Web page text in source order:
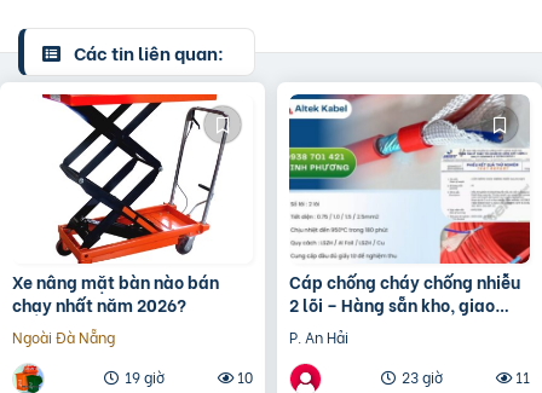
Các tin liên quan:
Xe nâng mặt bàn nào bán
chạy nhất năm 2026?
Ngoài Đà Nẵng
19 giờ
10
Cáp chống cháy chống nhiễu
2 lõi – Hàng sẵn kho, giao
nhanh toàn quốc Đà Nẵng, HN
P. An Hải
23 giờ
11